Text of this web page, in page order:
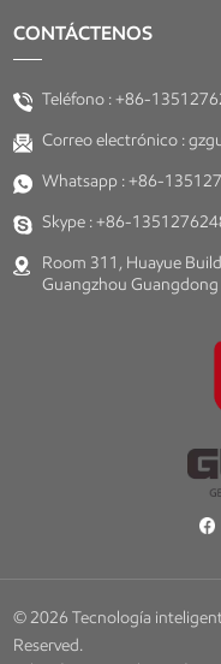
CONTÁCTENOS
Teléfono :+86-
Correo electrónico :
Whatsapp :+86-
Skype :+86-
Room 311, Huayue
Guangzhou Guangdong
© 2026 Tecnología
Reserved.